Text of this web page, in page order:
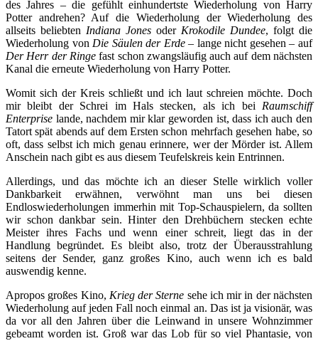
des Jahres – die gefühlt einhundertste Wiederholung von Harry
Potter andrehen? Auf die Wiederholung der Wiederholung des
allseits beliebten Indiana Jones oder Krokodile Dundee, folgt die
Wiederholung von Die Säulen der Erde– lange nicht gesehen – auf
Der Herr der Ringefast schon zwangsläufig auch auf dem nächsten
Kanal die erneute Wiederholung von Harry Potter.
Womit sich der Kreis schließt und ich laut schreien möchte. Doch
mir bleibt der Schrei im Hals stecken, als ich bei Raumschiff
Enterprise lande, nachdem mir klar geworden ist, dass ich auch den
Tatort spät abends auf dem Ersten schon mehrfach gesehen habe, so
oft, dass selbst ich mich genau erinnere, wer der Mörder ist. Allem
Anschein nach gibt es aus diesem Teufelskreis kein Entrinnen.
Allerdings, und das möchte ich an dieser Stelle wirklich voller
Dankbarkeit erwähnen, verwöhnt man uns bei diesen
Endloswiederholungen immerhin mit Top-Schauspielern, da sollten
wir schon dankbar sein. Hinter den Drehbüchern stecken echte
Meister ihres Fachs und wenn einer schreit, liegt das in der
Handlung begründet. Es bleibt also, trotz der Überausstrahlung
seitens der Sender, ganz großes Kino, auch wenn ich es bald
auswendig kenne.
Apropos großes Kino, Krieg der Sterne sehe ich mir in der nächsten
Wiederholung auf jeden Fall noch einmal an. Das ist ja visionär, was
da vor all den Jahren über die Leinwand in unsere Wohnzimmer
gebeamt worden ist. Groß war das Lob für so viel Phantasie, von